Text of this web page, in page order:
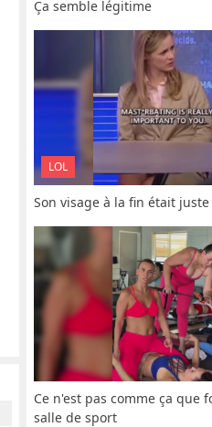
Ça semble légitime
LOL
Son visage à la fin était
Ce n'est pas comme ça que
salle de sport